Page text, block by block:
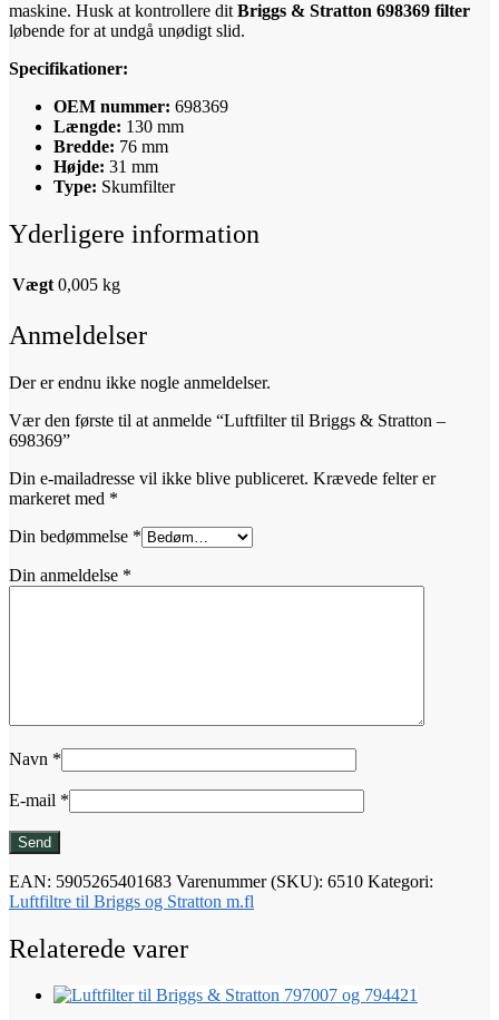
maskine. Husk at kontrollere dit Briggs & Stratton 698369 filter
løbende for at undgå unødigt slid.
Specifikationer:
OEM nummer: 698369
Længde: 130 mm
Bredde: 76 mm
Højde: 31 mm
Type: Skumfilter
Yderligere information
Vægt 0,005 kg
Anmeldelser
Der er endnu ikke nogle anmeldelser.
Vær den første til at anmelde “Luftfilter til Briggs & Stratton –
698369”
Din e-mailadresse vil ikke blive publiceret. Krævede felter er
markeret med *
Din bedømmelse *
Din anmeldelse *
Navn *
E-mail *
EAN: 5905265401683 Varenummer (SKU): 6510 Kategori:
Luftfiltre til Briggs og Stratton m.fl
Relaterede varer